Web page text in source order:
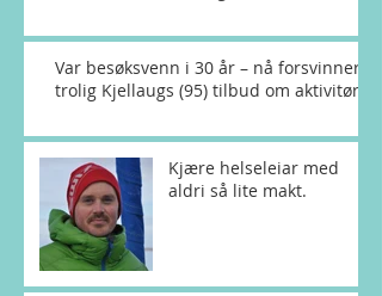
Var besøksvenn i 30 år – nå forsvinner
trolig Kjellaugs (95) tilbud om aktivitør
Kjære helseleiar med
aldri så lite makt.